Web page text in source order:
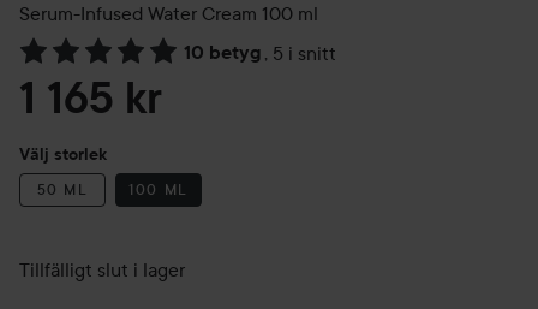
Serum-Infused Water Cream 100 ml
10 betyg , 5 i snitt
Hoppa till Betyg & kommentarer
1 165 kr
Välj storlek
50 ML 100 ML
Tillfälligt slut i lager